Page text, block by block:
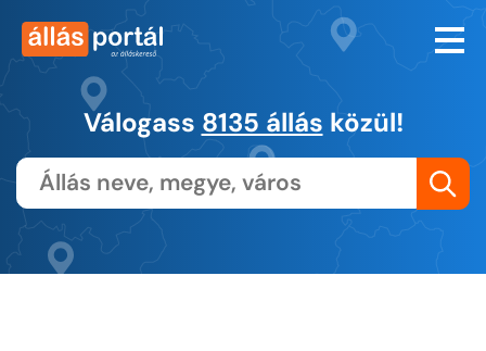
Válogass 8135 állás közül!